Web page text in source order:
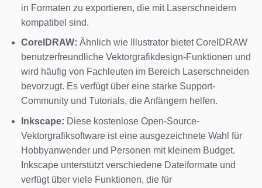
in Formaten zu exportieren, die mit Laserschneidern
kompatibel sind.
CorelDRAW: Ähnlich wie Illustrator bietet CorelDRAW
benutzerfreundliche Vektorgrafikdesign-Funktionen und
wird häufig von Fachleuten im Bereich Laserschneiden
bevorzugt. Es verfügt über eine starke Support-
Community und Tutorials, die Anfängern helfen.
Inkscape: Diese kostenlose Open-Source-
Vektorgrafiksoftware ist eine ausgezeichnete Wahl für
Hobbyanwender und Personen mit kleinem Budget.
Inkscape unterstützt verschiedene Dateiformate und
verfügt über viele Funktionen, die für